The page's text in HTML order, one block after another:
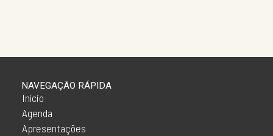
Início
Agenda
Apresentações
NAVEGAÇÃO RÁPIDA